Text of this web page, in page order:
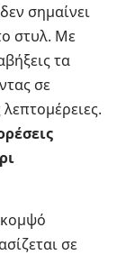
σημαίνει
στυλ. Με
τα
σε
κομψό
σε